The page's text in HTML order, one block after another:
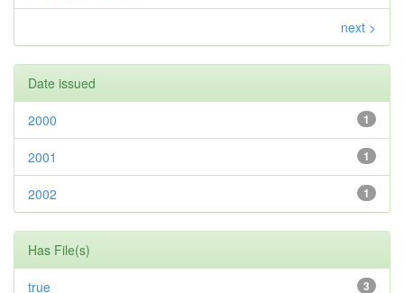
next >
Date issued
1
2000
1
2001
1
2002
Has File(s)
3
true